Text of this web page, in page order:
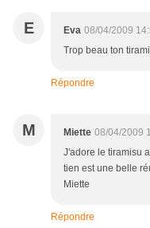
E Eva 08/04/2009
Trop beau ton
Répondre
M Miette 08/04/2009
J'adore le tiramisu
tien est une belle
Miette
Répondre